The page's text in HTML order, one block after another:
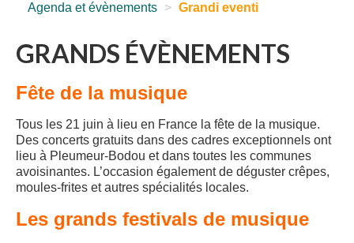
Agenda et évènements > Grandi eventi
GRANDS ÉVÈNEMENTS
Fête de la musique
Tous les 21 juin à lieu en France la fête de la musique.
Des concerts gratuits dans des cadres exceptionnels ont
lieu à Pleumeur-Bodou et dans toutes les communes
avoisinantes. L’occasion également de déguster crêpes,
moules-frites et autres spécialités locales.
Les grands festivals de musique